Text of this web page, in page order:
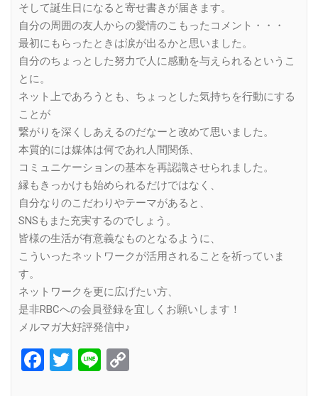
そして誕生日になると寄せ書きが届きます。
自分の周囲の友人からの愛情のこもったコメント・・・
最初にもらったときは涙が出るかと思いました。
自分のちょっとした努力で人に感動を与えられるというこ
とに。
ネット上であろうとも、ちょっとした気持ちを行動にする
ことが
繋がりを深くしあえるのだなーと改めて思いました。
本質的には媒体は何であれ人間関係、
コミュニケーションの基本を再認識させられました。
縁もきっかけも始められるだけではなく、
自分なりのこだわりやテーマがあると、
SNSもまた充実するのでしょう。
皆様の生活が有意義なものとなるように、
こういったネットワークが活用されることを祈っていま
す。
ネットワークを更に広げたい方、
是非RBCへの会員登録を宜しくお願いします！
メルマガ大好評発信中♪
Facebook
Twitter
Line